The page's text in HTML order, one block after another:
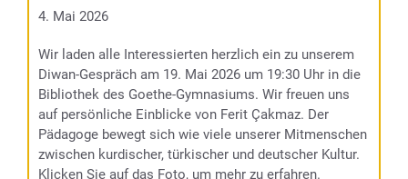
4. Mai 2026
Wir laden alle Interessierten herzlich ein zu unserem
Diwan-Gespräch am 19. Mai 2026 um 19:30 Uhr in die
Bibliothek des Goethe-Gymnasiums. Wir freuen uns
auf persönliche Einblicke von Ferit Çakmaz. Der
Pädagoge bewegt sich wie viele unserer Mitmenschen
zwischen kurdischer, türkischer und deutscher Kultur.
Klicken Sie auf das Foto, um mehr zu erfahren.